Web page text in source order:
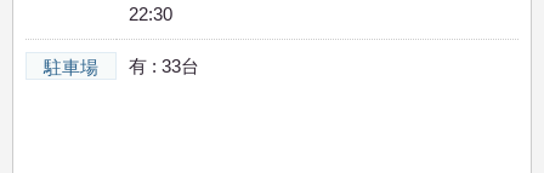
22:30
駐車場 有 : 33台